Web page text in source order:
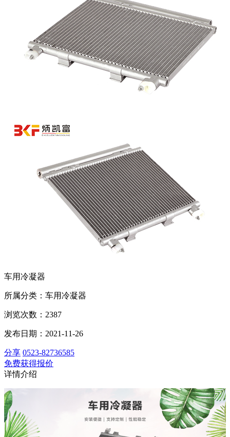
车用冷凝器
所属分类：车用冷凝器
浏览次数：2387
发布日期：2021-11-26
分享 0523-82736585
免费获得报价
详情介绍